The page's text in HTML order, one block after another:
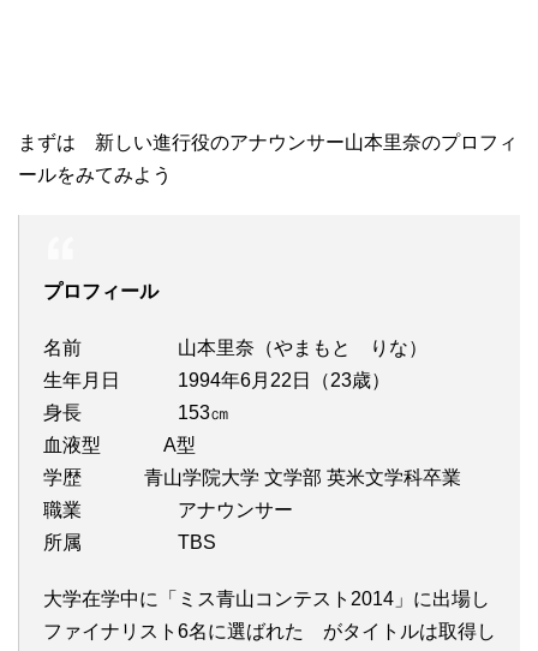
まずは 新しい進行役のアナウンサー山本里奈のプロフィ
ールをみてみよう
プロフィール
名前 山本里奈（やまもと りな）
生年月日 1994年6月22日（23歳）
身長 153㎝
血液型 A型
学歴 青山学院大学 文学部 英米文学科卒業
職業 アナウンサー
所属 TBS
大学在学中に「ミス青山コンテスト2014」に出場し
ファイナリスト6名に選ばれた がタイトルは取得し